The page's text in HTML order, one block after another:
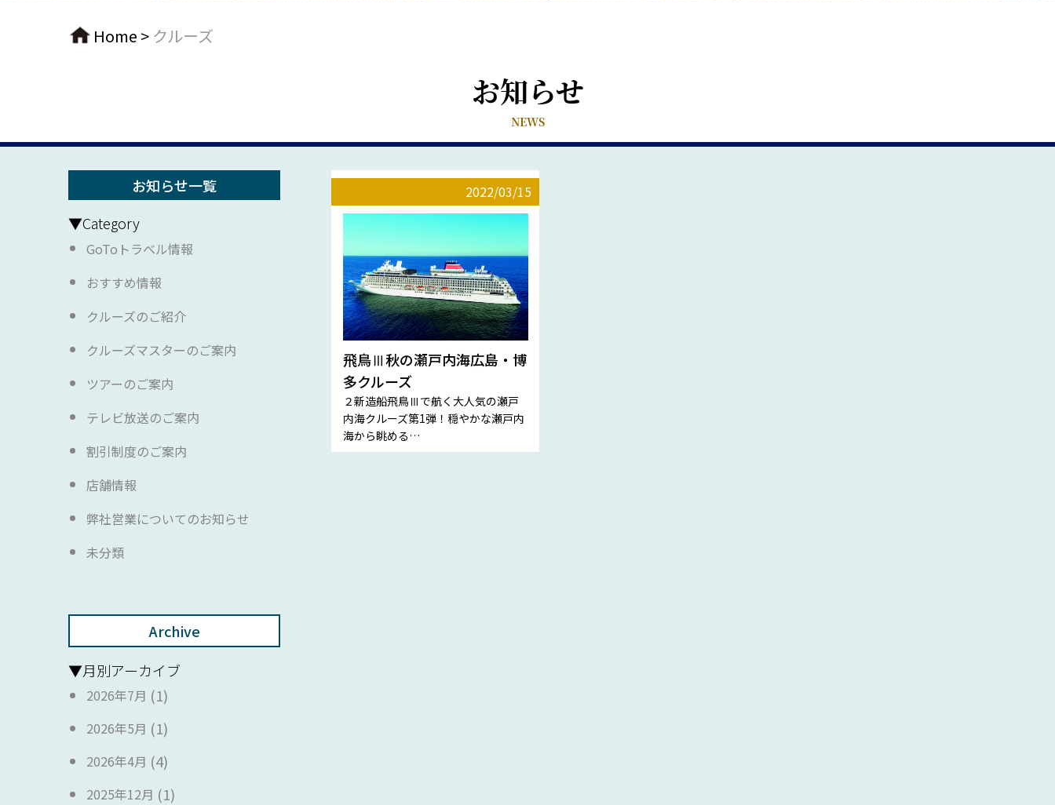
Home > クルーズ
お知らせ
NEWS
お知らせ一覧
▼Category
GoToトラベル情報
おすすめ情報
クルーズのご紹介
クルーズマスターのご案内
ツアーのご案内
テレビ放送のご案内
割引制度のご案内
店舗情報
弊社営業についてのお知らせ
未分類
Archive
▼月別アーカイブ
2026年7月 (1)
2026年5月 (1)
2026年4月 (4)
2025年12月 (1)
2022/03/15
飛鳥Ⅲ秋の瀬戸内海広島・博
多クルーズ
２新造船飛鳥Ⅲで航く大人気の瀬戸
内海クルーズ第1弾！穏やかな瀬戸内
海から眺める…